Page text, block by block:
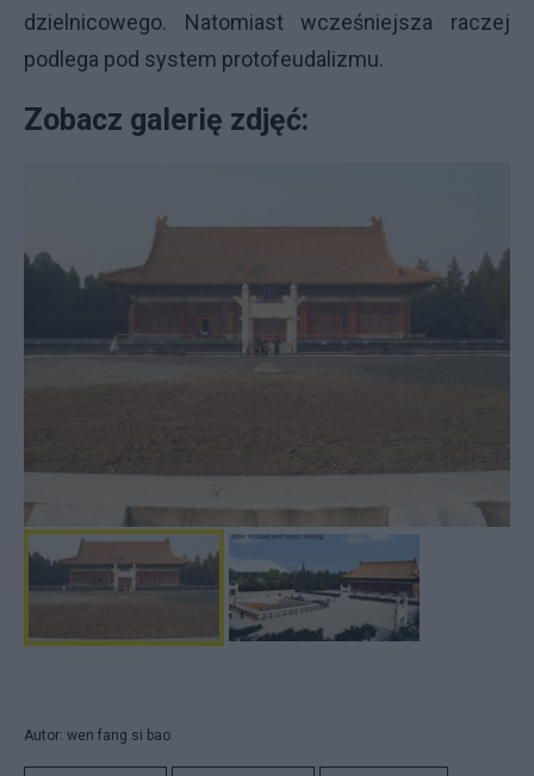
dzielnicowego. Natomiast wcześniejsza raczej
podlega pod system protofeudalizmu.
Zobacz galerię zdjęć:
Autor: wen fang si bao